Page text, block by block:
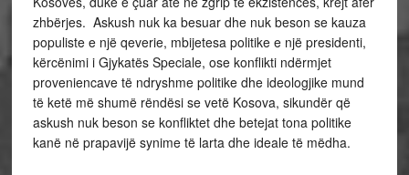
zhbërjes. Askush nuk ka besuar dhe nuk beson se kauza
populiste e një qeverie, mbijetesa politike e një presidenti,
kërcënimi i Gjykatës Speciale, ose konflikti ndërmjet
proveniencave të ndryshme politike dhe ideologjike mund
të ketë më shumë rëndësi se vetë Kosova, sikundër që
askush nuk beson se konfliktet dhe betejat tona politike
kanë në prapavijë synime të larta dhe ideale të mëdha.